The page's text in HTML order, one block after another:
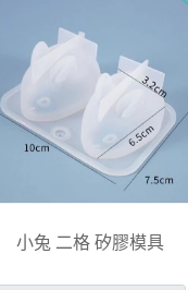
小兔 二格 矽膠模具